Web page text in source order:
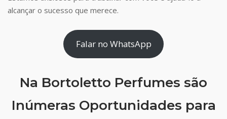
alcançar o sucesso que merece.
Falar no WhatsApp
Na Bortoletto Perfumes são
Inúmeras Oportunidades para